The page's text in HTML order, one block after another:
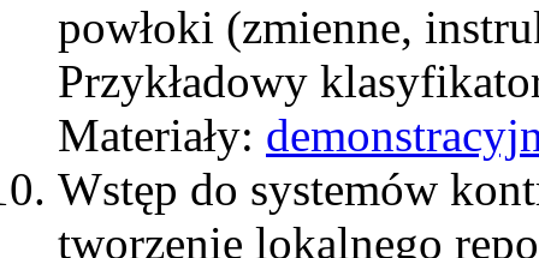
powłoki (zmienne,
Przykładowy
Materiały:
Wstęp do systemów
tworzenie lokalnego